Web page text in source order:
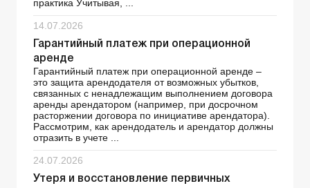
практика Учитывая, ...
14.07.2026
Гарантийный платеж при операционной
аренде
Гарантийный платеж при операционной аренде –
это защита арендодателя от возможных убытков,
связанных с ненадлежащим выполнением договора
аренды арендатором (например, при досрочном
расторжении договора по инициативе арендатора).
Рассмотрим, как арендодатель и арендатор должны
отразить в учете ...
24.07.2026
Утеря и восстановление первичных